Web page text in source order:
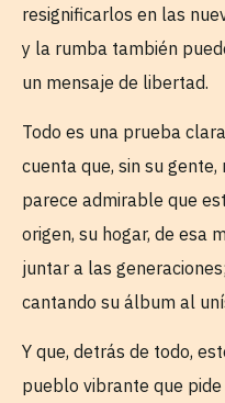
resignificarlos en las
y la rumba también
un mensaje de libertad.
Todo es una prueba
cuenta que, sin su
parece admirable que
origen, su hogar, de esa
juntar a las
cantando su álbum al
Y que, detrás de todo,
pueblo vibrante que